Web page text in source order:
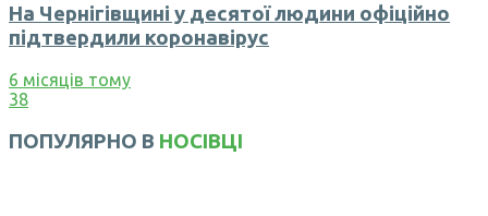
На Чернігівщині у десятої людини офіційно
підтвердили коронавірус
6 місяців тому
38
ПОПУЛЯРНО В НОСІВЦІ